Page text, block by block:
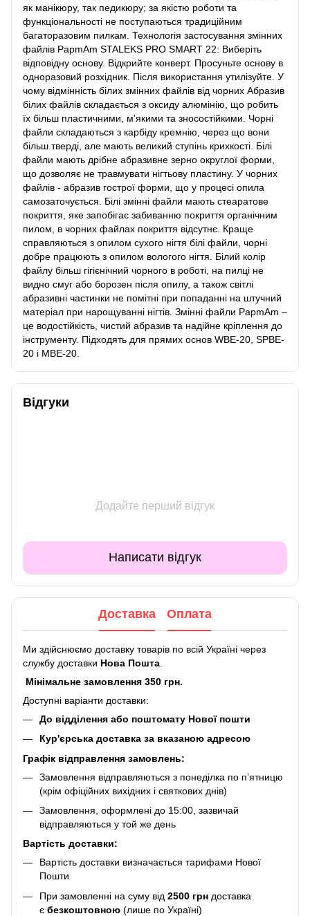
як манікюру, так педикюру; за якістю роботи та
функціональності не поступаються традиційним
багаторазовим пилкам. Технологія застосування змінних
файлів PapmAm STALEKS PRO SMART 22: Виберіть
відповідну основу. Відкрийте конверт. Просуньте основу в
одноразовий розхідник. Після використання утилізуйте. У
чому відмінність білих змінних файлів від чорних Абразив
білих файлів складається з оксиду алюмінію, що робить
їх більш пластичними, м'якими та зносостійкими. Чорні
файли складаються з карбіду кремнію, через що вони
більш тверді, але мають великий ступінь крихкості. Білі
файли мають дрібне абразивне зерно округлої форми,
що дозволяє не травмувати нігтьову пластину. У чорних
файлів - абразив гострої форми, що у процесі опила
самозаточується. Білі змінні файли мають стеаратове
покриття, яке запобігає забиванню покриття органічним
пилом, в чорних файлах покриття відсутнє. Краще
справляються з опилом сухого нігтя білі файли, чорні
добре працюють з опилом вологого нігтя. Білий колір
файлу більш гігієнічний чорного в роботі, на пилці не
видно смуг або борозен після опилу, а також світлі
абразивні частинки не помітні при попаданні на штучний
матеріал при нарощуванні нігтів. Змінні файли PapmAm –
це водостійкість, чистий абразив та надійне кріплення до
інструменту. Підходять для прямих основ WBE-20, SPBE-
20 і MBE-20.
Відгуки
Додайте перший відгук
Написати відгук
Доставка Оплата
Ми здійснюємо доставку товарів по всій Україні через
службу доставки Нова Пошта
Мінімальне замовлення 350 грн.
Доступні варіанти доставки:
До відділення або поштомату Нової пошти
Кур'єрська доставка за вказаною адресою
Графік відправлення замовлень:
Замовлення відправляються з понеділка по п’ятницю
(крім офіційних вихідних і святкових днів)
Замовлення, оформлені до 15:00, зазвичай
відправляються у той же день
Вартість доставки:
Вартість доставки визначається тарифами Нової
Пошти
При замовленні на суму від 2500 грн доставка
є безкоштовною (лише по Україні)